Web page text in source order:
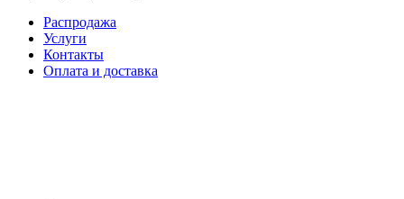
Распродажа
Услуги
Контакты
Оплата и доставка